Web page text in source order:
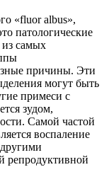
«fluor albus»,
патологические
самых
причины. Эти
могут быть
примеси с
зудом,
Самой частой
воспаление
репродуктивной